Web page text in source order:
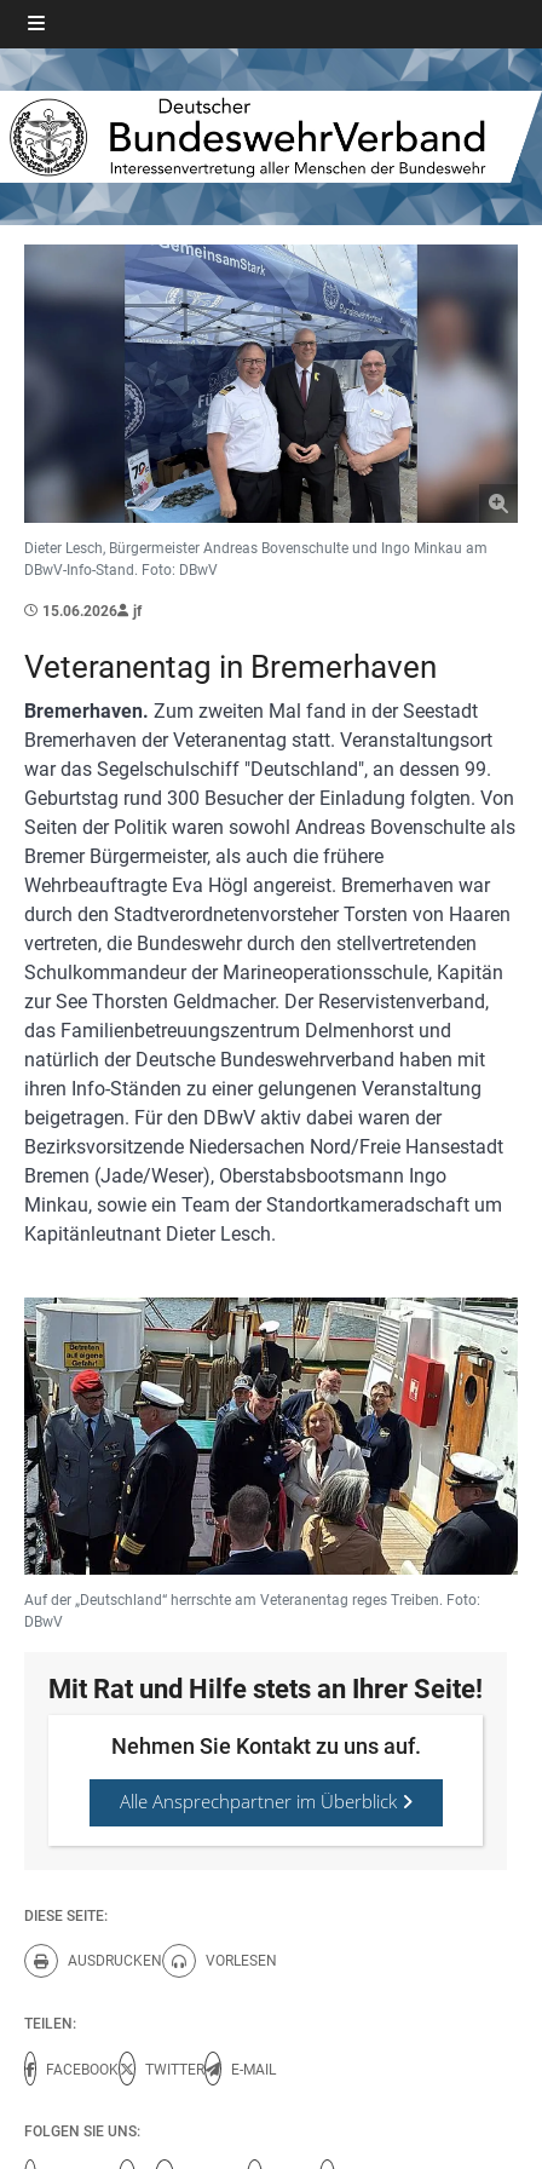
Dieter Lesch, Bürgermeister Andreas Bovenschulte und Ingo Minkau am
DBwV-Info-Stand. Foto: DBwV
15.06.2026 jf
Veteranentag in Bremerhaven
Bremerhaven. Zum zweiten Mal fand in der Seestadt
Bremerhaven der Veteranentag statt. Veranstaltungsort
war das Segelschulschiff "Deutschland", an dessen 99.
Geburtstag rund 300 Besucher der Einladung folgten. Von
Seiten der Politik waren sowohl Andreas Bovenschulte als
Bremer Bürgermeister, als auch die frühere
Wehrbeauftragte Eva Högl angereist. Bremerhaven war
durch den Stadtverordnetenvorsteher Torsten von Haaren
vertreten, die Bundeswehr durch den stellvertretenden
Schulkommandeur der Marineoperationsschule, Kapitän
zur See Thorsten Geldmacher. Der Reservistenverband,
das Familienbetreuungszentrum Delmenhorst und
natürlich der Deutsche Bundeswehrverband haben mit
ihren Info-Ständen zu einer gelungenen Veranstaltung
beigetragen. Für den DBwV aktiv dabei waren der
Bezirksvorsitzende Niedersachen Nord/Freie Hansestadt
Bremen (Jade/Weser), Oberstabsbootsmann Ingo
Minkau, sowie ein Team der Standortkameradschaft um
Kapitänleutnant Dieter Lesch.
Auf der „Deutschland“ herrschte am Veteranentag reges Treiben. Foto:
DBwV
Mit Rat und Hilfe stets an Ihrer Seite!
Nehmen Sie Kontakt zu uns auf.
Alle Ansprechpartner im Überblick
DIESE SEITE:
AUSDRUCKEN
Diese Seite drucken.
VORLESEN
Diese Seite vorlesen.
TEILEN:
FACEBOOK TWITTER E-MAIL
FOLGEN SIE UNS: